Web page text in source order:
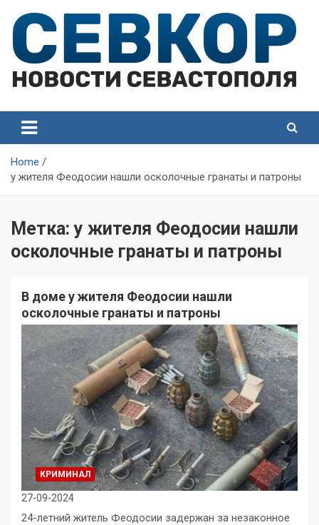
content
Севастополя
Севастополя
Home
у жителя Феодосии нашли осколочные гранаты и патроны
Метка:у жителя Феодосии нашли
осколочные гранаты и патроны
В доме у жителя Феодосии нашли
осколочные гранаты и патроны
КРИМИНАЛ
27-09-2024
24-летний житель Феодосии задержан за незаконное